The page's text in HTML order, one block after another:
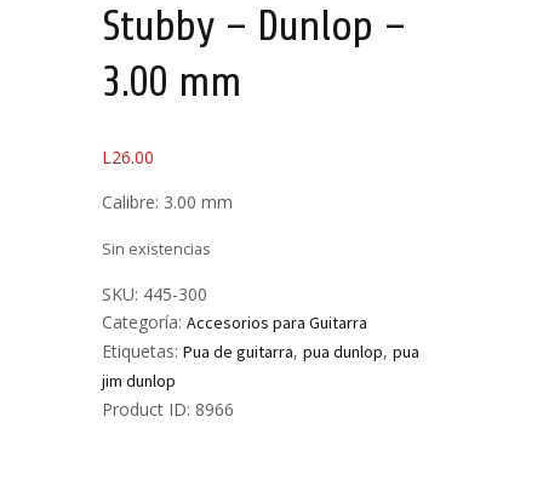
Stubby – Dunlop –
3.00 mm
L26.00
Calibre: 3.00 mm
Sin existencias
SKU: 445-300
Categoría: Accesorios para Guitarra
Etiquetas: Pua de guitarra, pua dunlop, pua
jim dunlop
Product ID: 8966